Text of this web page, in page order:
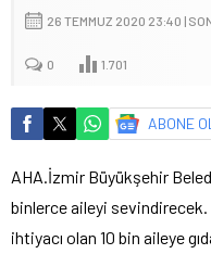
26 TEMMUZ 2020 23:40 |
0 1.701
ABONE OL
AHA.İzmir Büyükşehir
binlerce aileyi
ihtiyacı olan 10 bin aileye